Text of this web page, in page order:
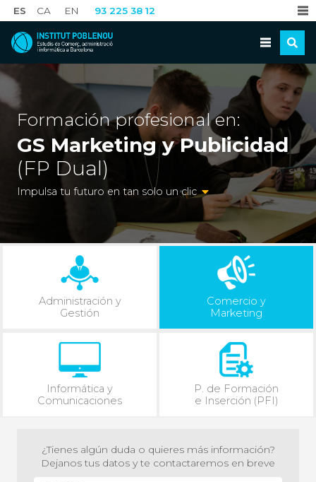
CA EN
ES 93 225 38 12
Formación profesional en:
GS Marketing y Publicidad
(FP Dual)
Impulsa tu futuro en tan solo un clic
Administración y
Gestión
Comercio y
Marketing
Informática y
Comunicaciones
P. de Formación
e Inserción (PFI)
¿Tienes algún duda o quieres más información?
Dejanos tus datos y te contactaremos en breve